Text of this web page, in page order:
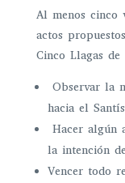
Al menos cinco
actos
Cinco Llagas de
Observar la
hacia el
Hacer algún
la intención
Vencer todo